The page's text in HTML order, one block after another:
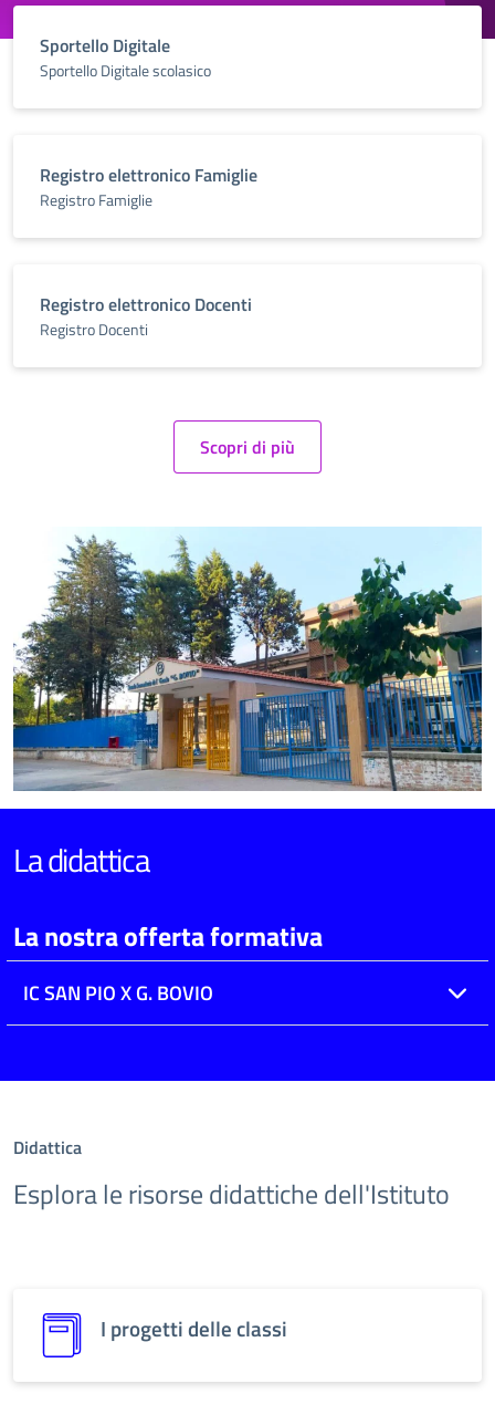
Sportello Digitale
Sportello Digitale scolasico
Registro elettronico Famiglie
Registro Famiglie
Registro elettronico Docenti
Registro Docenti
Scopri di più
La didattica
La nostra offerta formativa
IC SAN PIO X G. BOVIO
Didattica
Esplora le risorse didattiche dell'Istituto
I progetti delle classi